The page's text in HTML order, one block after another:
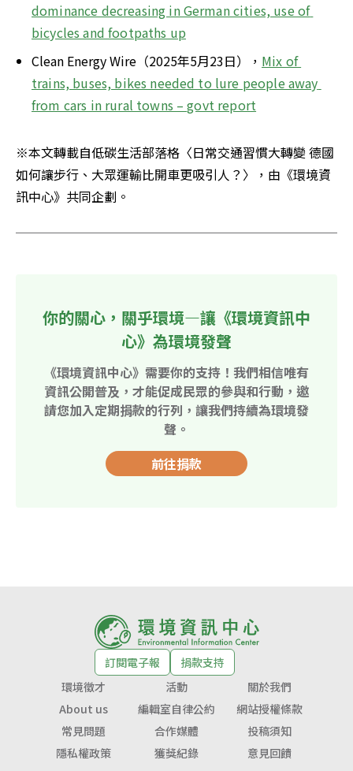
dominance decreasing in German cities, use of
bicycles and footpaths up
Clean Energy Wire（2025年5月23日）， Mix of
trains, buses, bikes needed to lure people away
from cars in rural towns – govt report
※本文轉載自低碳生活部落格〈日常交通習慣大轉變 德國
如何讓步行、大眾運輸比開車更吸引人？〉，由《環境資
訊中心》共同企劃。
你的關心，關乎環境—讓《環境資訊中
心》為環境發聲
《環境資訊中心》需要你的支持！我們相信唯有
資訊公開普及，才能促成民眾的參與和行動，邀
請您加入定期捐款的行列，讓我們持續為環境發
聲。
前往捐款
訂閱電子報
捐款支持
環境徵才
活動
關於我們
About us
編輯室自律公約
網站授權條款
常見問題
合作媒體
投稿須知
隱私權政策
獲獎紀錄 意見回饋